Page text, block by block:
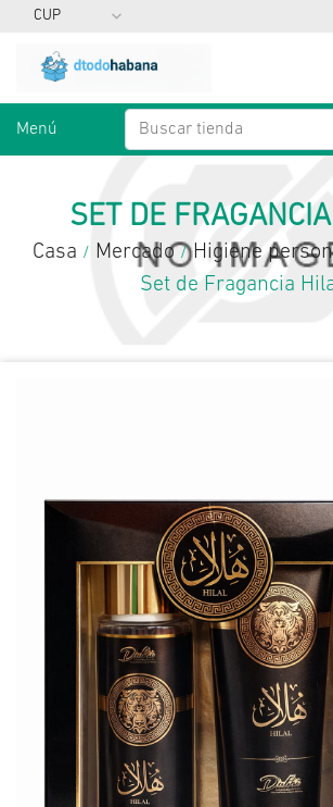
Menú
SET DE
Casa / Mercado / Higiene
Set de Fragancia